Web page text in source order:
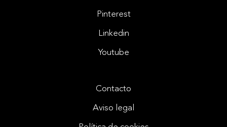
Pinterest
Linkedin
Youtube
Contacto
Aviso legal